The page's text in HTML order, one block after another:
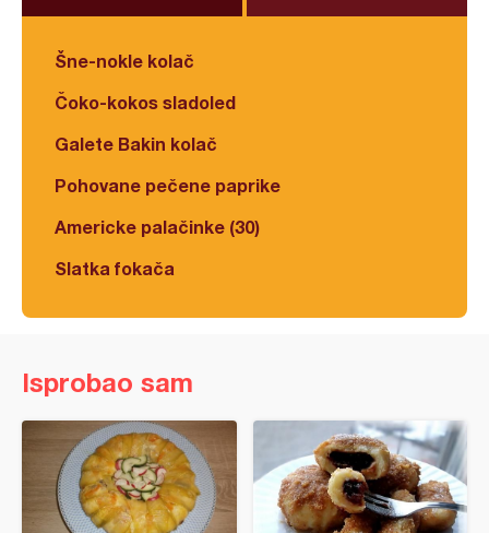
Šne-nokle kolač
Čoko-kokos sladoled
Galete Bakin kolač
Pohovane pečene paprike
Americke palačinke (30)
Slatka fokača
Isprobao sam